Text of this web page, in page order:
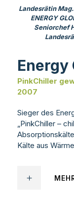
Landesrätin
ENERGY
Seniorchef
Energy
PinkChiller
2007
Sieger des
„PinkChiller –
Kälte aus